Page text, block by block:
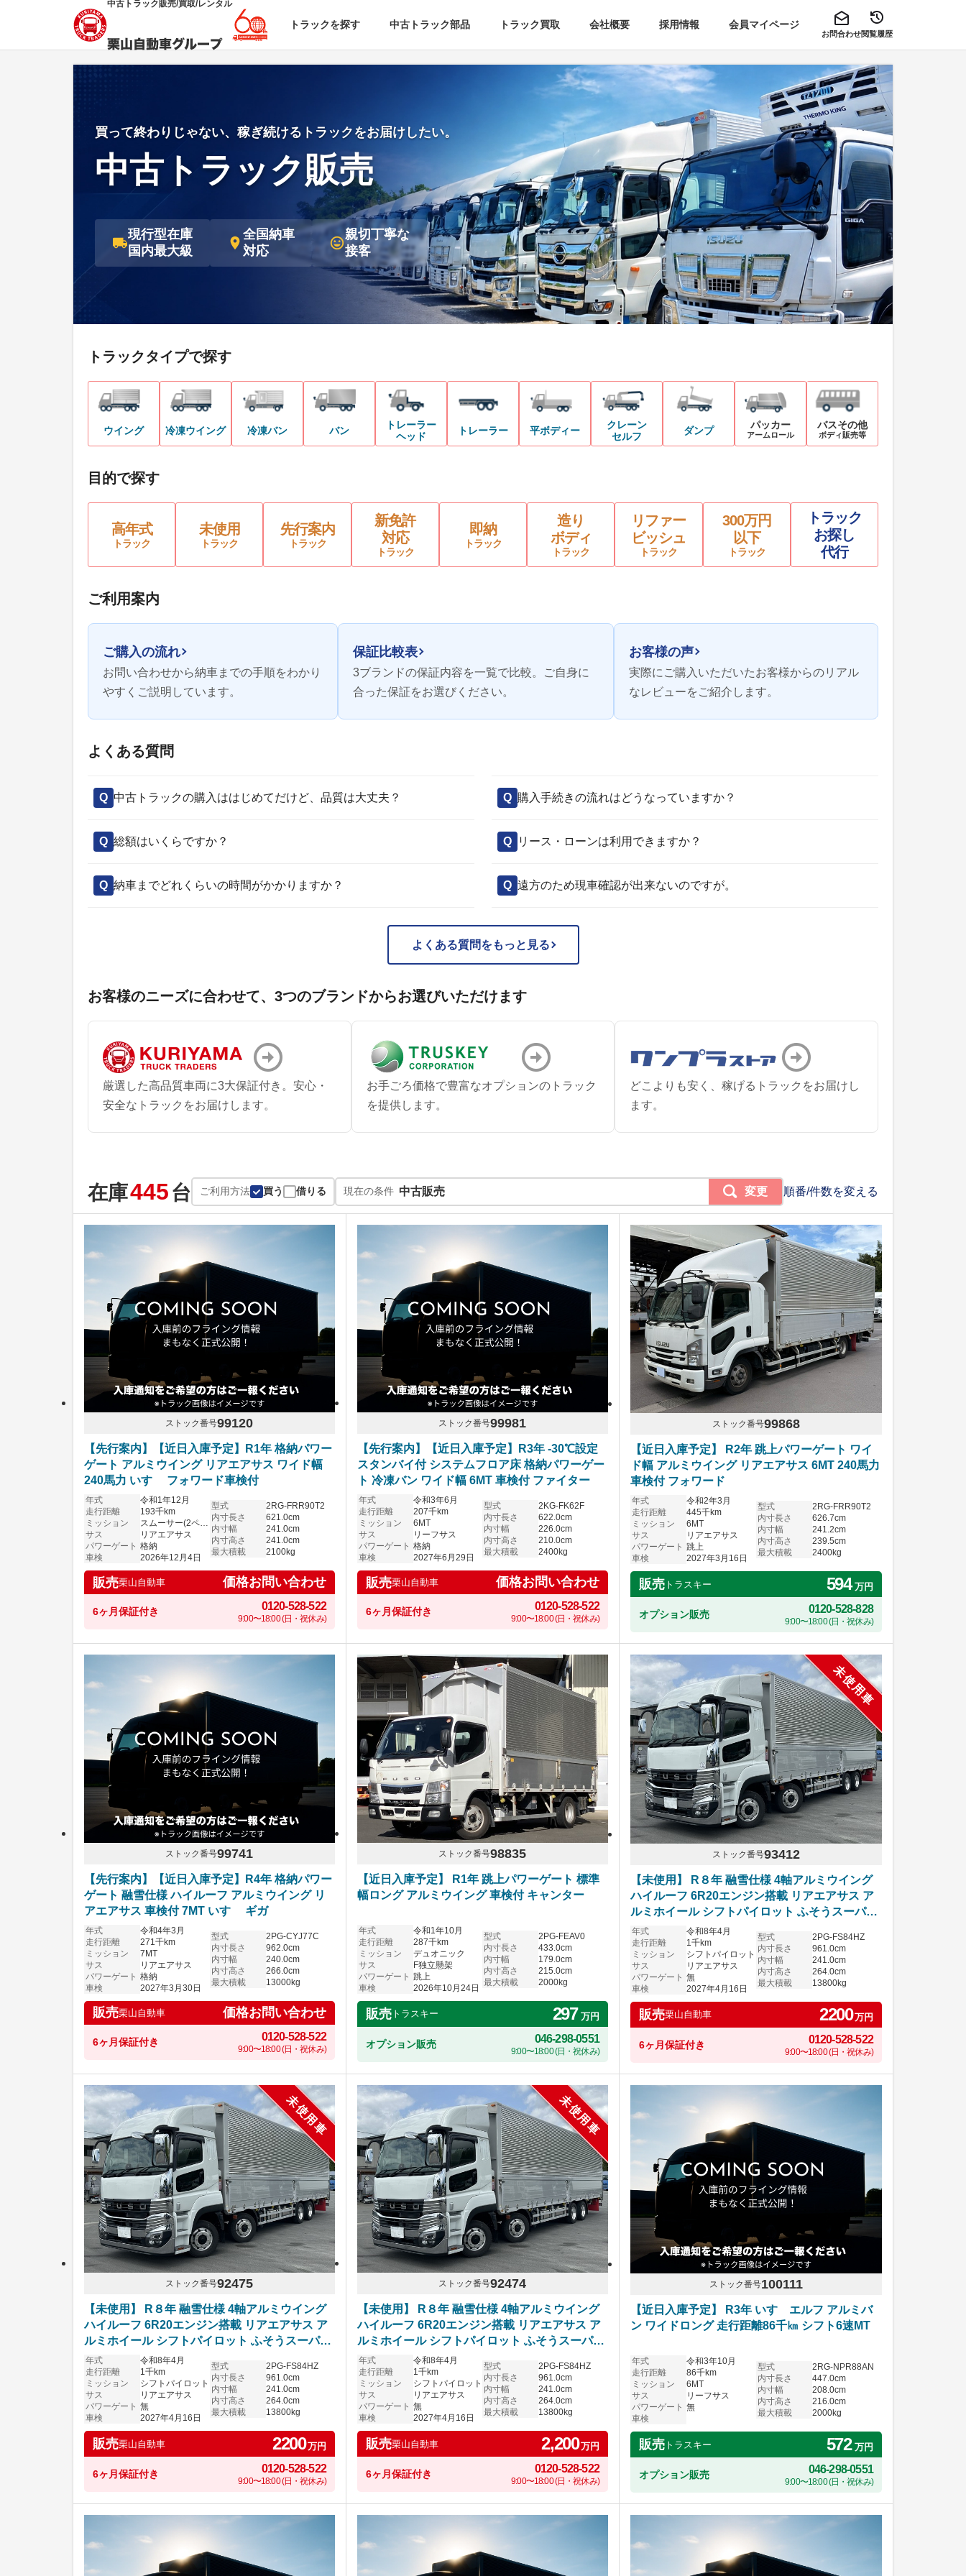
中古トラック販売/買取/レンタル
トラックを探す 中古トラック部品 トラック買取 会社概要 採用情報 会員マイページ
お問合わせ閲覧履歴
買って終わりじゃない、稼ぎ続けるトラックをお届けしたい。
中古トラック販売
現行型在庫
国内最大級
全国納車
対応
親切丁寧な
接客
トラックタイプで探す
ウイング 冷凍ウイング 冷凍バン バン
トレーラー
ヘッド
トレーラー 平ボディー
クレーン
セルフ
ダンプ パッカー
アームロール
バスその他
ボディ販売等
目的で探す
高年式
トラック
未使用
トラック
先行案内
トラック
新免許
対応
トラック
即納
トラック
造り
ボディ
トラック
リファー
ビッシュ
トラック
300万円
以下
トラック
トラック
お探し
代行
ご利用案内
ご購入の流れ
お問い合わせから納車までの手順をわかり
やすくご説明しています。
保証比較表
3ブランドの保証内容を一覧で比較。ご自身に
合った保証をお選びください。
お客様の声
実際にご購入いただいたお客様からのリアル
なレビューをご紹介します。
よくある質問
中古トラックの購入ははじめてだけど、品質は大丈夫？ 購入手続きの流れはどうなっていますか？
総額はいくらですか？ リース・ローンは利用できますか？
納車までどれくらいの時間がかかりますか？ 遠方のため現車確認が出来ないのですが。
よくある質問をもっと見る
お客様のニーズに合わせて、3つのブランドからお選びいただけます
厳選した高品質車両に3大保証付き。安心・
安全なトラックをお届けします。
お手ごろ価格で豊富なオプションのトラック
を提供します。
どこよりも安く、稼げるトラックをお届けし
ます。
在庫445台 順番/件数を変える
ご利用方法 買う 借りる 現在の条件 中古販売 変更
ストック番号99120
【先行案内】【近日入庫予定】R1年 格納パワー
ゲート アルミウイング リアエアサス ワイド幅
240馬力 いすゞ フォワード車検付
年式
令和1年12月
走行距離
193千km
ミッション
スムーサー(2ペダル)
サス
リアエアサス
パワーゲート 格納
車検
2026年12月4日
型式
2RG-FRR90T2
内寸長さ
621.0cm
内寸幅
241.0cm
内寸高さ
241.0cm
最大積載
2100kg
販売栗山自動車 価格お問い合わせ
6ヶ月保証付き 0120-528-522
9:00〜18:00 (日・祝休み)
ストック番号99981
【先行案内】【近日入庫予定】R3年 -30℃設定
スタンバイ付 システムフロア床 格納パワーゲー
ト 冷凍バン ワイド幅 6MT 車検付 ファイター
年式
令和3年6月
走行距離
207千km
ミッション
6MT
サス
リーフサス
パワーゲート 格納
車検
2027年6月29日
型式
2KG-FK62F
内寸長さ
622.0cm
内寸幅
226.0cm
内寸高さ
210.0cm
最大積載
2400kg
販売栗山自動車 価格お問い合わせ
6ヶ月保証付き 0120-528-522
9:00〜18:00 (日・祝休み)
ストック番号99868
【近日入庫予定】 R2年 跳上パワーゲート ワイ
ド幅 アルミウイング リアエアサス 6MT 240馬力
車検付 フォワード
年式
令和2年3月
走行距離
445千km
ミッション
6MT
サス
リアエアサス
パワーゲート 跳上
車検
2027年3月16日
型式
2RG-FRR90T2
内寸長さ
626.7cm
内寸幅
241.2cm
内寸高さ
239.5cm
最大積載
2400kg
販売トラスキー 594万円
オプション販売 0120-528-828
9:00〜18:00 (日・祝休み)
ストック番号99741
【先行案内】【近日入庫予定】R4年 格納パワー
ゲート 融雪仕様 ハイルーフ アルミウイング リ
アエアサス 車検付 7MT いすゞ ギガ
年式
令和4年3月
走行距離
271千km
ミッション
7MT
サス
リアエアサス
パワーゲート 格納
車検
2027年3月30日
型式
2PG-CYJ77C
内寸長さ
962.0cm
内寸幅
240.0cm
内寸高さ
266.0cm
最大積載
13000kg
販売栗山自動車 価格お問い合わせ
6ヶ月保証付き 0120-528-522
9:00〜18:00 (日・祝休み)
ストック番号98835
【近日入庫予定】 R1年 跳上パワーゲート 標準
幅ロング アルミウイング 車検付 キャンター
年式
令和1年10月
走行距離
287千km
ミッション
デュオニック
サス
F独立懸架
パワーゲート 跳上
車検
2026年10月24日
型式
2PG-FEAV0
内寸長さ
433.0cm
内寸幅
179.0cm
内寸高さ
215.0cm
最大積載
2000kg
販売トラスキー 297 万円
オプション販売 046-298-0551
9:00〜18:00 (日・祝休み)
未使用車
ストック番号93412
【未使用】 R８年 融雪仕様 4軸アルミウイング
ハイルーフ 6R20エンジン搭載 リアエアサス ア
ルミホイール シフトパイロット ふそうスーパー
グレート 車検付き
年式
令和8年4月
走行距離
1千km
ミッション
シフトパイロット
サス
リアエアサス
パワーゲート 無
車検
2027年4月16日
型式
2PG-FS84HZ
内寸長さ
961.0cm
内寸幅
241.0cm
内寸高さ
264.0cm
最大積載
13800kg
販売栗山自動車 2200万円
6ヶ月保証付き 0120-528-522
9:00〜18:00 (日・祝休み)
未使用車
ストック番号92475
【未使用】 R８年 融雪仕様 4軸アルミウイング
ハイルーフ 6R20エンジン搭載 リアエアサス ア
ルミホイール シフトパイロット ふそうスーパー
グレート 車検付き
年式
令和8年4月
走行距離
1千km
ミッション
シフトパイロット
サス
リアエアサス
パワーゲート 無
車検
2027年4月16日
型式
2PG-FS84HZ
内寸長さ
961.0cm
内寸幅
241.0cm
内寸高さ
264.0cm
最大積載
13800kg
販売栗山自動車 2200万円
6ヶ月保証付き 0120-528-522
9:00〜18:00 (日・祝休み)
未使用車
ストック番号92474
【未使用】 R８年 融雪仕様 4軸アルミウイング
ハイルーフ 6R20エンジン搭載 リアエアサス ア
ルミホイール シフトパイロット ふそうスーパー
グレート 車検付き
年式
令和8年4月
走行距離
1千km
ミッション
シフトパイロット
サス
リアエアサス
パワーゲート 無
車検
2027年4月16日
型式
2PG-FS84HZ
内寸長さ
961.0cm
内寸幅
241.0cm
内寸高さ
264.0cm
最大積載
13800kg
販売栗山自動車 2,200万円
6ヶ月保証付き 0120-528-522
9:00〜18:00 (日・祝休み)
ストック番号100111
【近日入庫予定】 R3年 いすゞエルフ アルミバ
ン ワイドロング 走行距離86千㎞ シフト6速MT
年式
令和3年10月
走行距離
86千km
ミッション
6MT
サス
リーフサス
パワーゲート 無
車検
型式
2RG-NPR88AN
内寸長さ
447.0cm
内寸幅
208.0cm
内寸高さ
216.0cm
最大積載
2000kg
販売トラスキー 572万円
オプション販売 046-298-0551
9:00〜18:00 (日・祝休み)